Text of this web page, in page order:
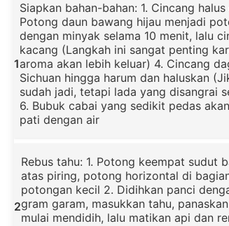
1
Siapkan bahan-bahan: 1. Cincang
Potong daun bawang hijau menjadi
dengan minyak selama 10 menit, lalu
kacang (Langkah ini sangat penting
aroma akan lebih keluar) 4. Cincang
Sichuan hingga harum dan haluskan
sudah jadi, tetapi lada yang disangrai
6. Bubuk cabai yang sedikit pedas
pati dengan air
2
Rebus tahu: 1. Potong keempat sudut
atas piring, potong horizontal di
potongan kecil 2. Didihkan panci
gram garam, masukkan tahu,
mulai mendidih, lalu matikan api dan